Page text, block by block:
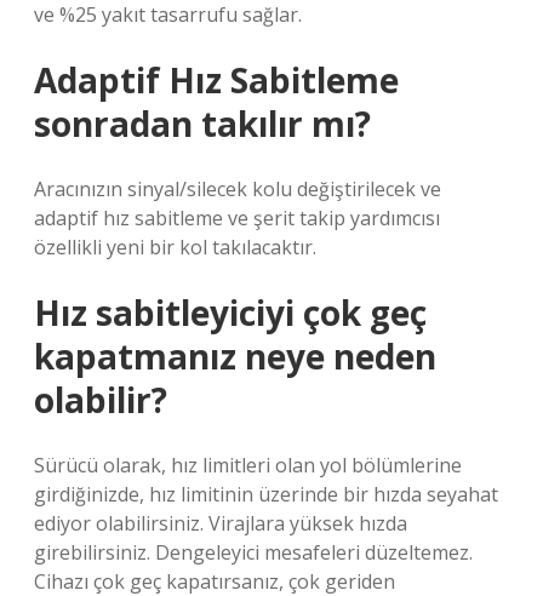
ve %25 yakıt tasarrufu sağlar.
Adaptif Hız Sabitleme
sonradan takılır mı?
Aracınızın sinyal/silecek kolu değiştirilecek ve
adaptif hız sabitleme ve şerit takip yardımcısı
özellikli yeni bir kol takılacaktır.
Hız sabitleyiciyi çok geç
kapatmanız neye neden
olabilir?
Sürücü olarak, hız limitleri olan yol bölümlerine
girdiğinizde, hız limitinin üzerinde bir hızda seyahat
ediyor olabilirsiniz. Virajlara yüksek hızda
girebilirsiniz. Dengeleyici mesafeleri düzeltemez.
Cihazı çok geç kapatırsanız, çok geriden